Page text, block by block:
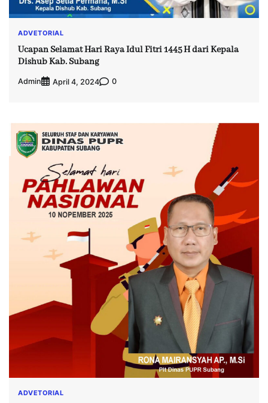
ADVETORIAL
Ucapan Selamat Hari Raya Idul Fitri 1445 H dari Kepala
Dishub Kab. Subang
Admin April 4, 2024 0
ADVETORIAL